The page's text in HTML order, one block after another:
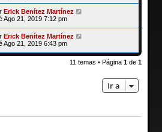
Erick Benítez Martínez
Ago 21, 2019 7:12 pm
Erick Benítez Martínez
Ago 21, 2019 6:43 pm
11 temas • Página1 de1
Ir a